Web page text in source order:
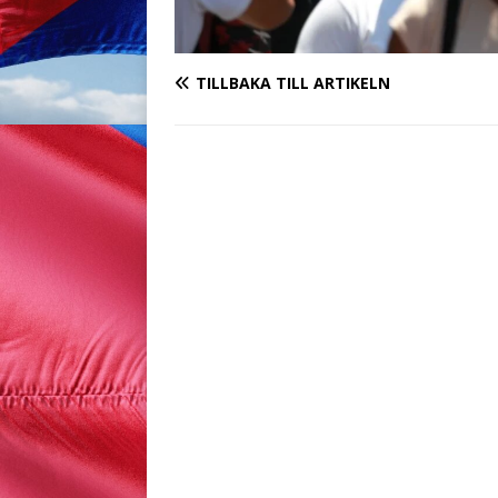
TILLBAKA TILL ARTIKELN